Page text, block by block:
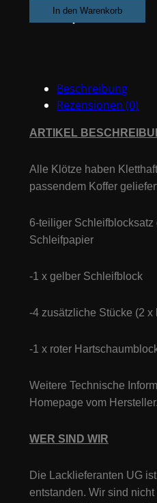
Teilig
Rundungen
Menge
In den Warenkorb
Beschreibung
Rezensionen (0)
ARTIKEL
Alle Klötze haben
passendem Koffer
6-teiliger Schleifblocksatz
Schleifpapier
-1 x gelber Schleifblock
-4 zusätzliche Stücke (2
-1 x roter
Weitere Technische
Homepage vom Hersteller.
WER SIND WIR
Die Lacklieferanten UG
entstanden. Wir sind nicht